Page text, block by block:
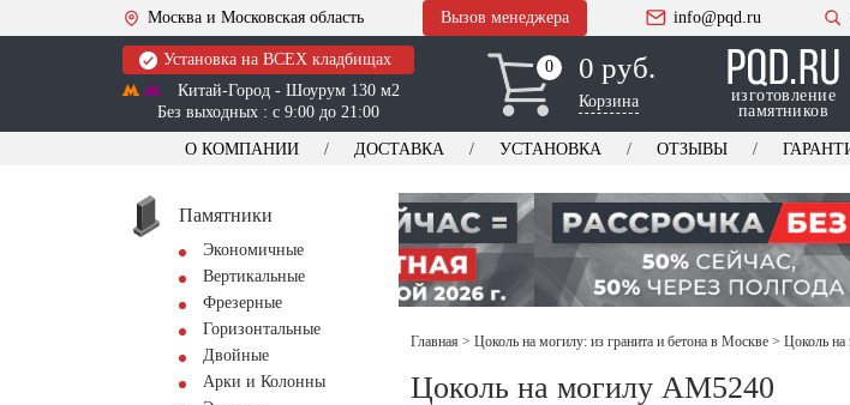
Москва и Московская область Вызов менеджера info@pqd.ru
Установка на ВСЕХ кладбищах
Китай-Город - Шоурум 130 м2
Без выходных : с 9:00 до 21:00
0
0 0 руб.
Корзина
изготовление
памятников
О КОМПАНИИ ДОСТАВКА УСТАНОВКА ОТЗЫВЫ
Памятники
Экономичные
Вертикальные
Фрезерные
Горизонтальные
Двойные
Арки и Колонны
Главная > Цоколь на могилу: из гранита и бетона в Москве > Цоколь
Цоколь на могилу AM5240